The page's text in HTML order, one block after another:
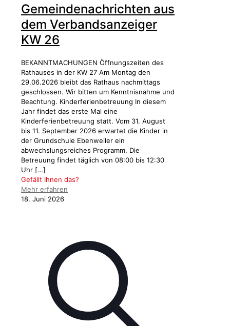
Gemeindenachrichten aus
dem Verbandsanzeiger
KW 26
BEKANNTMACHUNGEN Öffnungszeiten des
Rathauses in der KW 27 Am Montag den
29.06.2026 bleibt das Rathaus nachmittags
geschlossen. Wir bitten um Kenntnisnahme und
Beachtung. Kinderferienbetreuung In diesem
Jahr findet das erste Mal eine
Kinderferienbetreuung statt. Vom 31. August
bis 11. September 2026 erwartet die Kinder in
der Grundschule Ebenweiler ein
abwechslungsreiches Programm. Die
Betreuung findet täglich von 08:00 bis 12:30
Uhr […]
Gefällt Ihnen das?
Mehr erfahren
18. Juni 2026